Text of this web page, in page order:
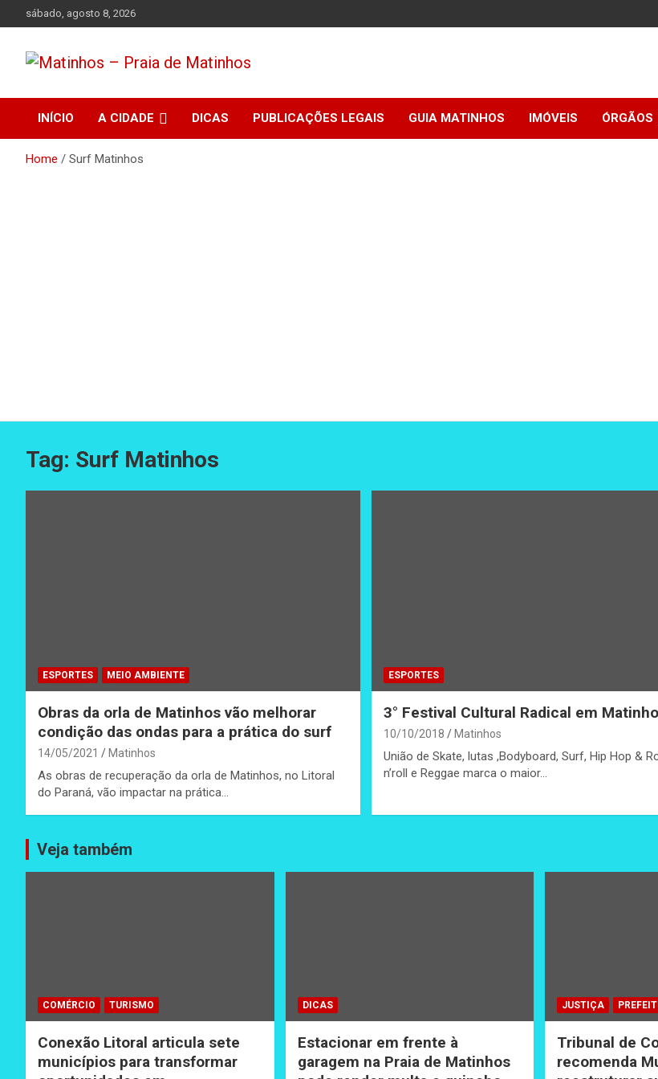
to
sábado, agosto 8, 2026
Matinhos – Praia de
Matinhos
INÍCIO A CIDADE DICAS PUBLICAÇÕES LEGAIS GUIA MATINHOS IMÓVEIS ÓRGÃOS
Home Surf Matinhos
Tag: Surf Matinhos
ESPORTES MEIO AMBIENTE
Obras da orla de Matinhos vão melhorar
condição das ondas para a prática do surf
14/05/2021 Matinhos
As obras de recuperação da orla de Matinhos, no Litoral
do Paraná, vão impactar na prática…
ESPORTES
3° Festival Cultural Radical em
10/10/2018 Matinhos
União de Skate, lutas ,Bodyboard, Surf, Hip Hop &
n’roll e Reggae marca o maior…
Veja também
COMÉRCIO TURISMO
Conexão Litoral articula sete
municípios para transformar
DICAS
Estacionar em frente à
garagem na Praia de Matinhos
JUSTIÇA
Tribunal de
recomenda